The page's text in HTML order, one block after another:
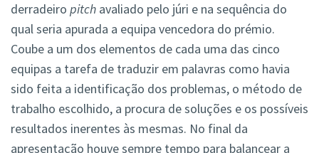
derradeiro pitch avaliado pelo júri e na sequência do
qual seria apurada a equipa vencedora do prémio.
Coube a um dos elementos de cada uma das cinco
equipas a tarefa de traduzir em palavras como havia
sido feita a identificação dos problemas, o método de
trabalho escolhido, a procura de soluções e os possíveis
resultados inerentes às mesmas. No final da
apresentação houve sempre tempo para balancear a